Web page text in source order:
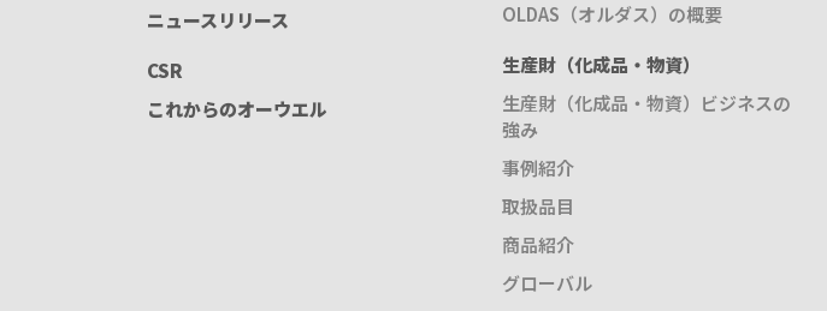
ニュースリリース
CSR
これからのオーウエル
OLDAS（オルダス）の概要
生産財（化成品・物資）
生産財（化成品・物資）ビジネスの
強み
事例紹介
取扱品目
商品紹介
グローバル